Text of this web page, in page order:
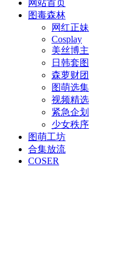
网站首页
图毒森林
网红正妹
Cosplay
美丝博主
日韩套图
森萝财团
图萌选集
视频精选
紧急企划
少女秩序
图萌工坊
合集放流
COSER